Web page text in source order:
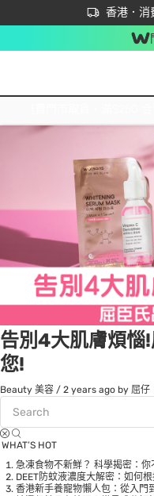
香港．消
立即成為
首次APP下單買
Tag:屈臣氏品
告別4大肌膚煩惱
您!
Beauty 美容 / 2 years ago by 屈仔
WHAT’S HOT
急凍食物不新鮮？ 科學揭密：你
DEET防蚊液濃度大解密：如何
香港新手養寵物懶人包：從入門